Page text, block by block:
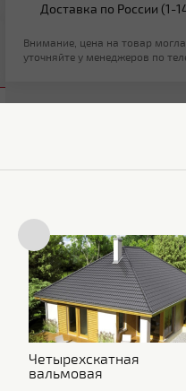
Доставка по России (1-
Внимание, цена на товар
уточняйте у менеджеров по
Четырехскатная
вальмовая